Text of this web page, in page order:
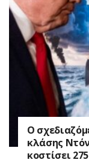
Ο
κλάσης
κοστίσει